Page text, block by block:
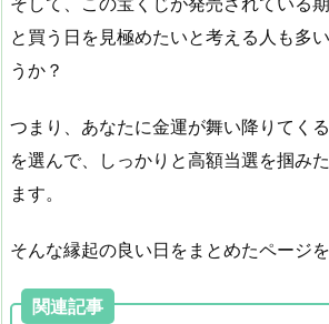
と買う日を見極めたいと考える人も多
うか？
つまり、あなたに金運が舞い降りてく
を選んで、しっかりと高額当選を掴み
ます。
そんな縁起の良い日をまとめたページを
関連記事